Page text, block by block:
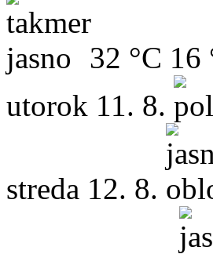
32 °C 16
utorok 11. 8.
streda 12. 8.